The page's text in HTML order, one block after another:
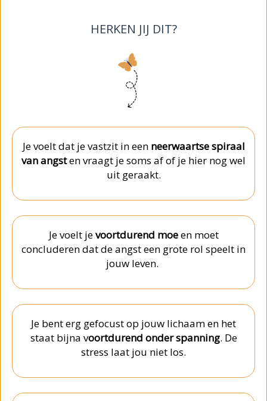
HERKEN JIJ DIT?
Je voelt dat je vastzit in een neerwaartse spiraal
van angsten vraagt je soms af of je hier nog wel
uit geraakt.
Je voelt jevoortdurend moeen moet
concluderen dat de angst een grote rol speelt in
jouw leven.
Je bent erg gefocust op jouw lichaam en het
staat bijna voortdurend onder spanning. De
stress laat jou niet los.